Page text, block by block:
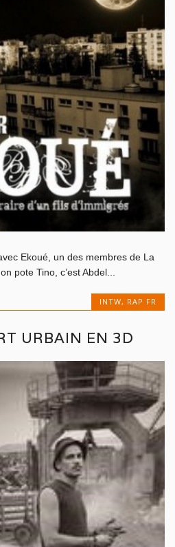
Ekoué, un des membres de La
pote Tino, c’est Abdel...
INTW, RAP FR
URBAIN EN 3D